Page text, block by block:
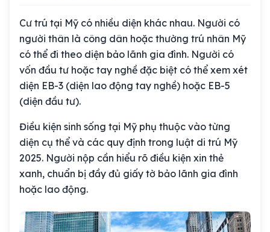
Cư trú tại Mỹ có nhiều diện khác nhau. Người có
người thân là công dân hoặc thường trú nhân Mỹ
có thể đi theo diện bảo lãnh gia đình. Người có
vốn đầu tư hoặc tay nghề đặc biệt có thể xem xét
diện EB-3 (diện lao động tay nghề) hoặc EB-5
(diện đầu tư).
Điều kiện sinh sống tại Mỹ phụ thuộc vào từng
diện cụ thể và các quy định trong luật di trú Mỹ
2025. Người nộp cần hiểu rõ điều kiện xin thẻ
xanh, chuẩn bị đầy đủ giấy tờ bảo lãnh gia đình
hoặc lao động.